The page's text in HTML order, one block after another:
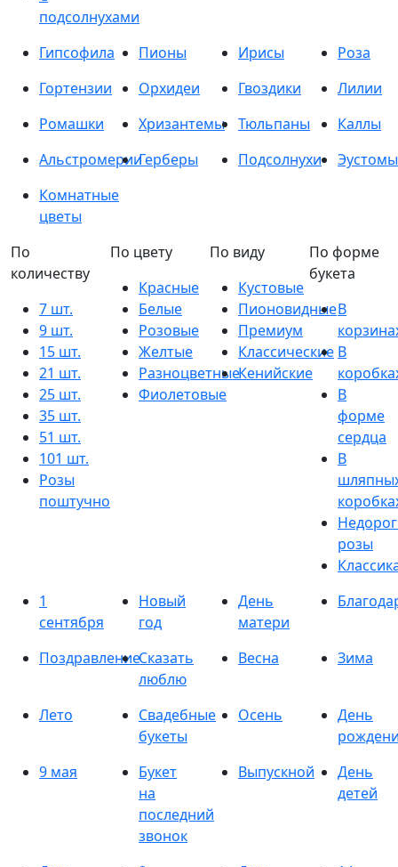
подсолнухами
Гипсофила
Пионы Ирисы
Роза
Гортензии
Орхидеи Гвоздики
Лилии
Ромашки
Хризантемы Тюльпаны
Каллы
АльстромерииГерберы Подсолнухи
Эустомы
Комнатные
цветы
По
количеству
7 шт.
9 шт.
15 шт.
21 шт.
25 шт.
35 шт.
51 шт.
101 шт.
Розы
поштучно
По цвету
Красные
Белые
Розовые
Желтые
Разноцветные
Фиолетовые
По виду
Кустовые
Пионовидные
Премиум
Классические
Кенийские
По форме
букета
В
В
В
форме
сердца
В
розы
1
сентября
Новый
год
День
матери
ПоздравлениеСказать
люблю
Весна Зима
Лето
Свадебные
букеты
Осень
День
9 мая
Букет
на
последний
звонок
Выпускной
День
детей